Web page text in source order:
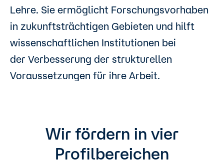
Lehre. Sie ermöglicht Forschungsvorhaben
in zukunftsträchtigen Gebieten und hilft
wissenschaftlichen Institutionen bei
der Verbesserung der strukturellen
Voraussetzungen für ihre Arbeit.
Wir fördern in vier
Profilbereichen